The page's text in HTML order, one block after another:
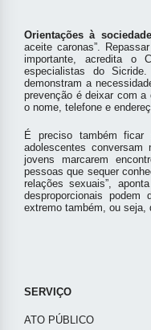
Orientações à
aceite caronas”.
importante, acredita o
especialistas do
demonstram a
prevenção é deixar com
o nome, telefone e
É preciso também
adolescentes
jovens marcarem
pessoas que sequer
relações sexuais”,
desproporcionais podem
extremo também, ou seja,
SERVIÇO
ATO PÚBLICO